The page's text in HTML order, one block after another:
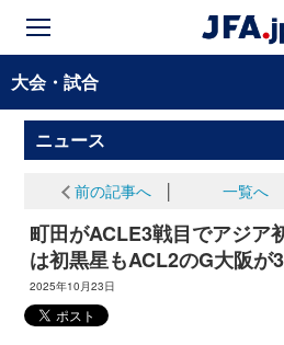
大会・試合
ニュース
前の記事へ 一覧へ
町田がACLE3戦目でアジア
は初黒星もACL2のG大阪が
2025年10月23日